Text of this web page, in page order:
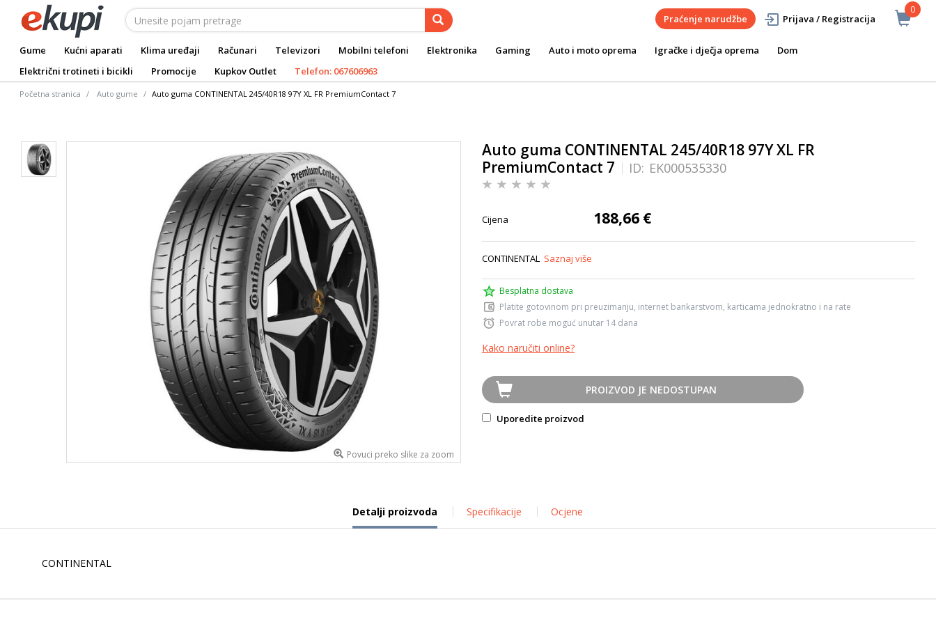
0
Praćenje narudžbe Prijava / Registracija
Gume Kućni aparati Klima uređaji Računari Televizori Mobilni telefoni Elektronika Gaming Auto i moto oprema Igračke i dječja oprema
Dom
Električni trotineti i bicikli
Promocije Kupkov Outlet Telefon: 067606963
Početna stranica Auto gume Auto guma CONTINENTAL 245/40R18 97Y XL FR PremiumContact 7
Povuci preko slike za zoom
Auto guma CONTINENTAL 245/40R18 97Y XL FR
PremiumContact 7
ID: EK000535330
Cijena 188,66 €
CONTINENTAL Saznaj više
Besplatna dostava
Platite gotovinom pri preuzimanju, internet bankarstvom, karticama jednokratno i na rate
Povrat robe moguć unutar 14 dana
Kako naručiti online?
PROIZVOD JE NEDOSTUPAN
Uporedite proizvod
Detalji proizvoda Specifikacije Ocjene
CONTINENTAL